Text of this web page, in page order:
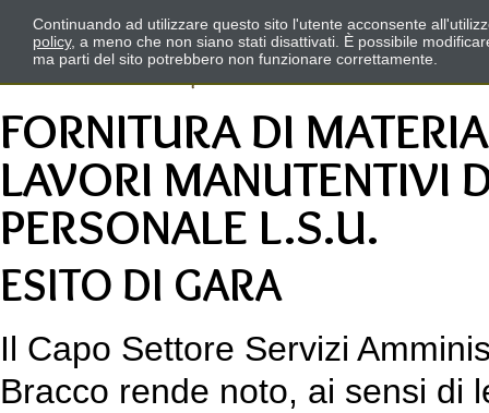
FORNITURA DI
LAVORI MANUTENTIVI
PERSONALE L.S.U.
ESITO DI GARA
Il Capo Settore Servizi
Bracco rende noto, ai sensi di
Continuando ad utilizzare questo sito l'utente acconsente
policy, a meno che non siano stati disattivati. È possibile
ma parti del sito potrebbero non funzionare correttamente.